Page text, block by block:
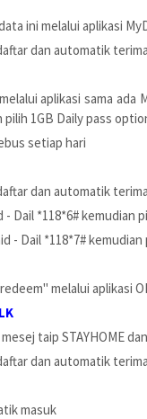
ini melalui aplikasi
dan automatik
aplikasi sama ada
pilih 1GB Daily pass
setiap hari
dan automatik
- Dail *118*6# kemudian
- Dail *118*7#
melalui aplikasi
taip STAYHOME
dan automatik
masuk